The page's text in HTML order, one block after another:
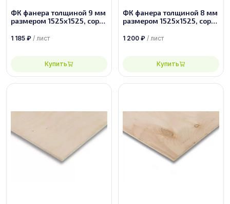
ФК фанера толщиной 9 мм
размером 1525х1525, сорт
1 185 ₽ / лист
Купить
ФК фанера толщиной 8 мм
размером 1525х1525, сорт
1 200 ₽ / лист
Купить